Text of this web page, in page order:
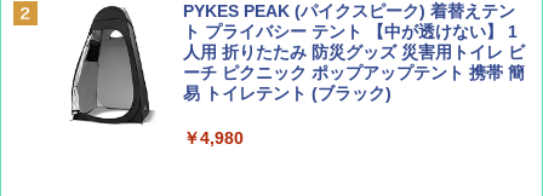
￥713
￥2,079
球の歩き方A ヨーロッパ
PYKES PEAK (パイクスピーク) 着替えテン
ト プライバシー テント 【中が透けない】 1
人用 折りたたみ 防災グッズ 災害用トイレ ビ
ーチ ピクニック ポップアップテント 携帯 簡
易 トイレテント (ブラック)
￥4,980